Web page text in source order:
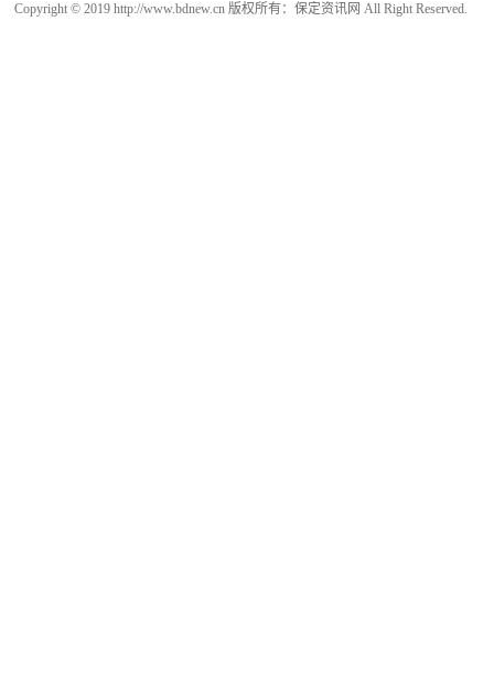
Copyright © 2019 http://www.bdnew.cn 版权所有：保定资讯网 All Right Reserved.